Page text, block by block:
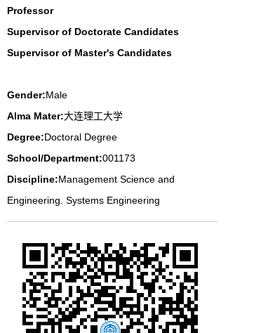
Professor
Supervisor of Doctorate Candidates
Supervisor of Master's Candidates
Gender:Male
Alma Mater:大连理工大学
Degree:Doctoral Degree
School/Department:001173
Discipline:Management Science and
Engineering. Systems Engineering